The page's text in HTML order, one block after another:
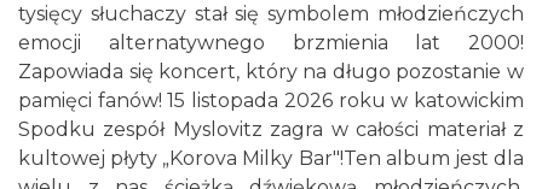
tysięcy słuchaczy stał się symbolem młodzieńczych
emocji alternatywnego brzmienia lat 2000!
Zapowiada się koncert, który na długo pozostanie w
pamięci fanów! 15 listopada 2026 roku w katowickim
Spodku zespół Myslovitz zagra w całości materiał z
kultowej płyty „Korova Milky Bar"!Ten album jest dla